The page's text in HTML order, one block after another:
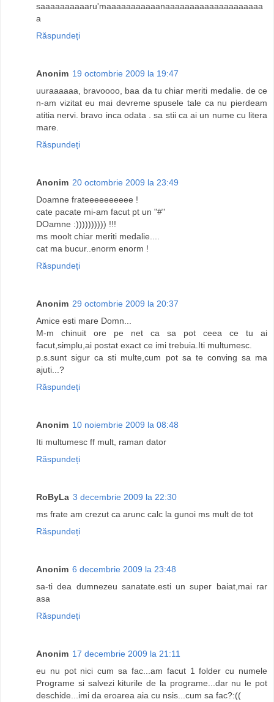
saaaaaaaaaaru'maaaaaaaaaaanaaaaaaaaaaaaaaaaaaaa
a
Răspundeți
Anonim 19 octombrie 2009 la 19:47
uuraaaaaa, bravoooo, baa da tu chiar meriti medalie. de ce
n-am vizitat eu mai devreme spusele tale ca nu pierdeam
atitia nervi. bravo inca odata . sa stii ca ai un nume cu litera
mare.
Răspundeți
Anonim 20 octombrie 2009 la 23:49
Doamne frateeeeeeeeee !
cate pacate mi-am facut pt un "#"
DOamne :)))))))))) !!!
ms moolt chiar meriti medalie....
cat ma bucur..enorm enorm !
Răspundeți
Anonim 29 octombrie 2009 la 20:37
Amice esti mare Domn...
M-m chinuit ore pe net ca sa pot ceea ce tu ai
facut,simplu,ai postat exact ce imi trebuia.Iti multumesc.
p.s.sunt sigur ca sti multe,cum pot sa te conving sa ma
ajuti...?
Răspundeți
Anonim 10 noiembrie 2009 la 08:48
Iti multumesc ff mult, raman dator
Răspundeți
RoByLa 3 decembrie 2009 la 22:30
ms frate am crezut ca arunc calc la gunoi ms mult de tot
Răspundeți
Anonim 6 decembrie 2009 la 23:48
sa-ti dea dumnezeu sanatate.esti un super baiat,mai rar
asa
Răspundeți
Anonim 17 decembrie 2009 la 21:11
eu nu pot nici cum sa fac...am facut 1 folder cu numele
Programe si salvezi kiturile de la programe...dar nu le pot
deschide...imi da eroarea aia cu nsis...cum sa fac?:((